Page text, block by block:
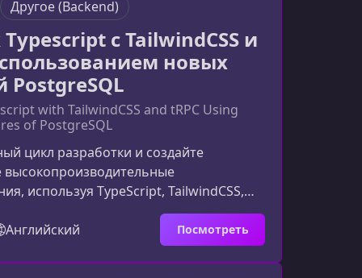
механики СУБД до глубоких
Другое (Backend)
c TailwindCSS и
новых
with TailwindCSS and tRPC Using
of PostgreSQL
цикл разработки и создайте
используя TypeScript, TailwindCSS,
возможности PostgreSQL. Курс идеально
стремящихся
лучшие практики фуллстек‑разработки
технологическим
Английский Посмотреть